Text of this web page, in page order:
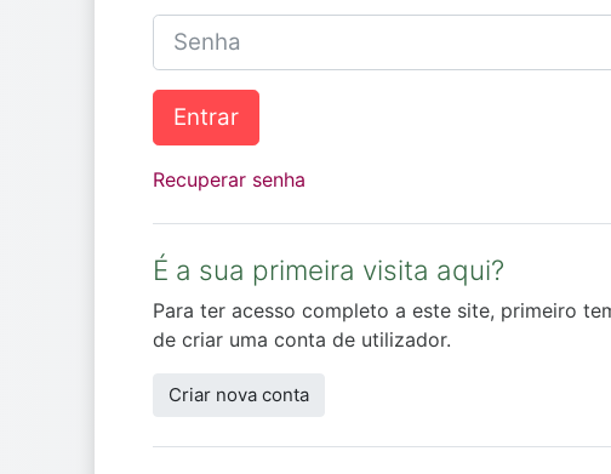
Senha
Entrar
Recuperar senha
É a sua primeira visita aqui?
Para ter acesso completo a este site, primeiro
de criar uma conta de utilizador.
Criar nova conta